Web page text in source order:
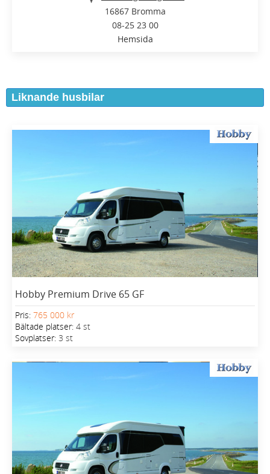
16867 Bromma
08-25 23 00
Hemsida
Liknande husbilar
Hobby Premium Drive 65 GF
Pris: 765 000 kr
Bältade platser: 4 st
Sovplatser: 3 st